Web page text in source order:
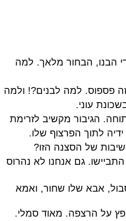
הבנו, הבחור מלאך. למה
פספוס. למה לבנים?! ולמה
עוני.
הגיבור מקשיב לזרימת
לתוך הפרצוף שלו.
של הסצנה הזו?
גם אנחנו לא נהרוס
אבא שלו שחור, ואמא
על הרצפה. מאוד סמלי.